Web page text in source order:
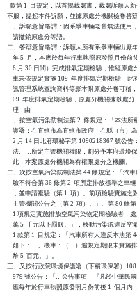
款第 1  目規定，以首揭裁處書，裁處訴願人
不服，提起本件訴願，並據原處分機關檢卷答
一、訴願意旨略謂：因系爭車輛老舊無法使用
    請撤銷原處分等語。
二、答辯意旨略謂：訴願人所有系爭車輛出廠
年 5  月，本應於每年行車執照原發照月份前
6 月 30 日間）完成排氣定期檢驗，惟經原
車未依規定實施 109  年度排氣定期檢驗，
訊管理系統查詢資料等影本附原處分卷可稽
09  年度排氣定期檢驗，原處分機關據以處分
    理    由
一、按空氣污染防制法第 2  條規定：「本法
護署；在直轄市為直轄市政府；在縣（市）
2 月 14 日北府環秘字第 1090218367 號公
法……所定主管機關權限，劃分予本府環
    此，本案原處分機關為有權限處分之機關。
二、次按空氣污染防制法第 44 條規定：「汽
驗不符合第 36 條第 2  項所定排放標準之車
，並申請複驗（第 1  項）。前項檢驗實施
主管機關公告之（第 2  項）。」、第 80 條
1 項規定實施排放空氣污染物定期檢驗者，
萬 5  千元以下罰鍰。」，移動污染源違反
1 款第 1  目規定：「汽車所有人違反本法第
如下：一、機車：（一）逾規定期限未實
    幣 5  百元。」。
三、又按行政院環境保護署（下稱環保署）
979 號公告：「…公告事項：『凡於中華民
應每年於行車執照原發照月份前後 1  個月